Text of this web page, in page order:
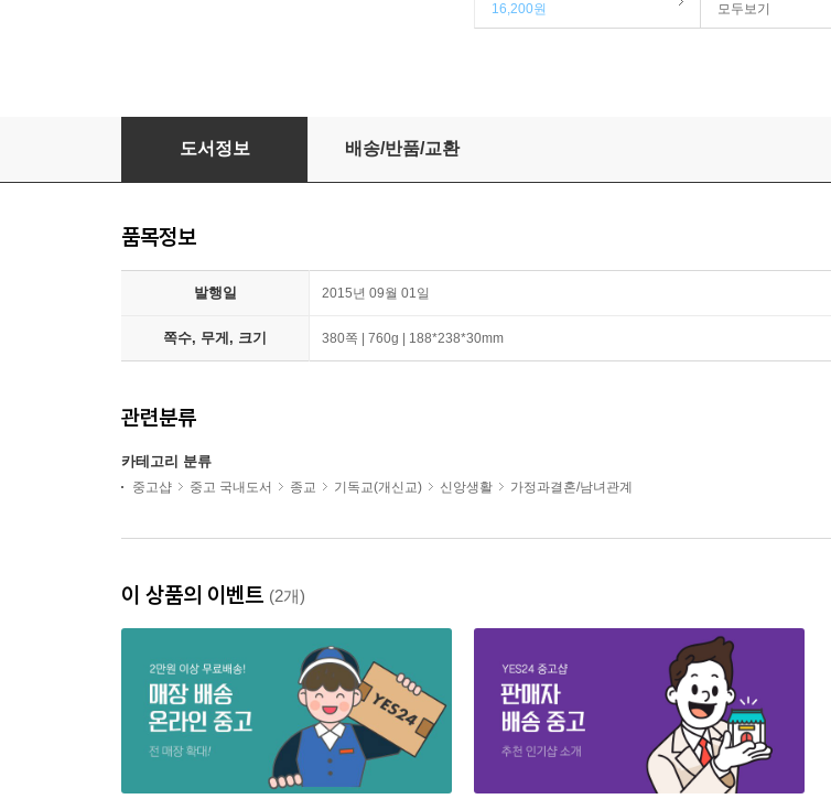
16,200원
모두보기
도서정보 배송/반품/교환
품목정보
발행일 2015년 09월 01일
쪽수, 무게, 크기 380쪽 | 760g | 188*238*30mm
관련분류
카테고리 분류
중고샵 중고 국내도서 종교 기독교(개신교) 신앙생활 가정과결혼/남녀관계
이 상품의 이벤트 (2개)